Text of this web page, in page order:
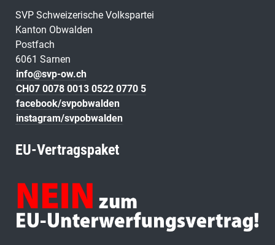
SVP Schweizerische Volkspartei
Kanton Obwalden
Postfach
6061 Sarnen
info@svp-ow.ch
CH07 0078 0013 0522 0770 5
facebook/svpobwalden
instagram/svpobwalden
EU-Vertragspaket